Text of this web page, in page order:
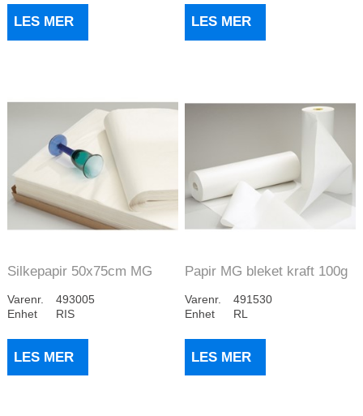
LES MER LES MER
Silkepapir 50x75cm MG
Varenr.
493005
Enhet
RIS
LES MER
Papir MG bleket kraft 100g
Varenr.
491530
Enhet
RL
LES MER